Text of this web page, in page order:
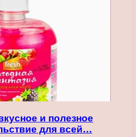
и полезное
для всей…